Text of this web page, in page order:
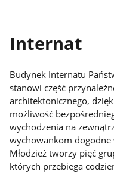
Internat
Budynek Internatu
stanowi część
architektonicznego,
możliwość
wychodzenia na
wychowankom
Młodzież tworzy pięć
których przebiega